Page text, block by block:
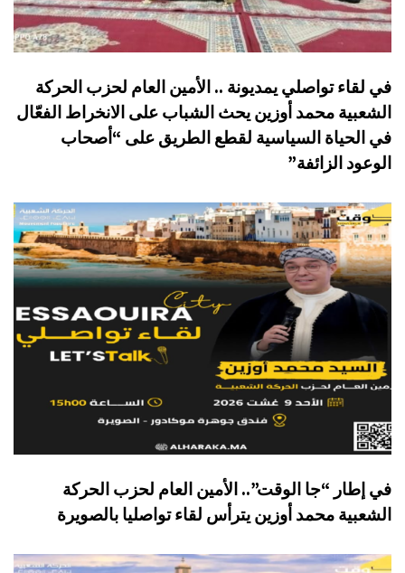
في لقاء تواصلي يمديونة .. الأمين العام لحزب الحركة
الشعبية محمد أوزين يحث الشباب على الانخراط الفعّال
في الحياة السياسية لقطع الطريق على “أصحاب
الوعود الزائفة”
في إطار “جا الوقت”.. الأمين العام لحزب الحركة
الشعبية محمد أوزين يترأس لقاء تواصليا بالصويرة